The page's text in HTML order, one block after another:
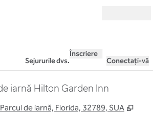
Sejururile dvs.
Înscriere
Conectați-vă
iarnă Hilton Garden Inn
de iarnă, Florida, 32789, SUA ,